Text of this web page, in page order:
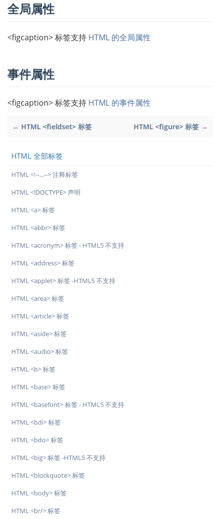
全局属性
<figcaption> 标签支持 HTML 的全局属性
事件属性
<figcaption> 标签支持 HTML 的事件属性
← HTML <fieldset> 标签 HTML <figure> 标签 →
HTML 全部标签
HTML <!--...--> 注释标签
HTML <!DOCTYPE> 声明
HTML <a> 标签
HTML <abbr> 标签
HTML <acronym> 标签 - HTML5 不支持
HTML <address> 标签
HTML <applet> 标签 -HTML5 不支持
HTML <area> 标签
HTML <article> 标签
HTML <aside> 标签
HTML <audio> 标签
HTML <b> 标签
HTML <base> 标签
HTML <basefont> 标签 - HTML5 不支持
HTML <bdi> 标签
HTML <bdo> 标签
HTML <big> 标签 -HTML5 不支持
HTML <blockquote> 标签
HTML <body> 标签
HTML <br/> 标签